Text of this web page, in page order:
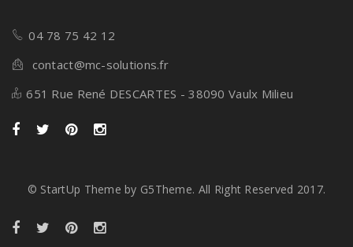
04 78 75 42 12
contact@mc-solutions.fr
651 Rue René DESCARTES - 38090 Vaulx Milieu
© StartUp Theme by G5Theme. All Right Reserved 2017.